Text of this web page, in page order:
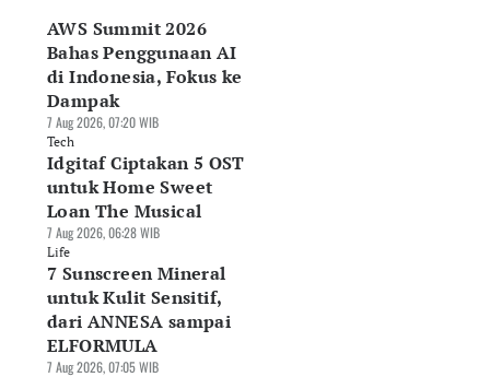
AWS Summit 2026
Bahas Penggunaan AI
di Indonesia, Fokus ke
Dampak
7 Aug 2026, 07:20 WIB
Tech
Idgitaf Ciptakan 5 OST
untuk Home Sweet
Loan The Musical
7 Aug 2026, 06:28 WIB
Life
7 Sunscreen Mineral
untuk Kulit Sensitif,
dari ANNESA sampai
ELFORMULA
7 Aug 2026, 07:05 WIB